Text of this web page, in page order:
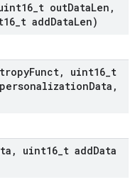
t outDataLen ,
t addDataLen)
Funct, uint16 t
Data ,
, uint16 t addData